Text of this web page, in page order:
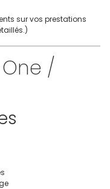
sur vos prestations
/